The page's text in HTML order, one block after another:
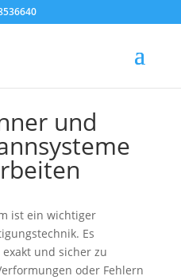
und
ist ein wichtiger
Es
und sicher zu
oder Fehlern